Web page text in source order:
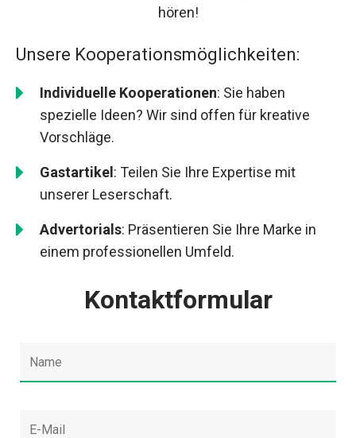
hören!
Unsere Kooperationsmöglichkeiten:
Individuelle Kooperationen: Sie haben
spezielle Ideen? Wir sind offen für kreative
Vorschläge.
Gastartikel : Teilen Sie Ihre Expertise mit
unserer Leserschaft.
Advertorials: Präsentieren Sie Ihre Marke in
einem professionellen Umfeld.
Kontaktformular